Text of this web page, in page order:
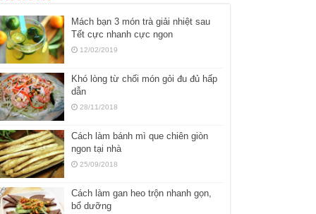
Mách bạn 3 món trà giải nhiệt sau
Tết cực nhanh cực ngon
12/02/2019
Khó lòng từ chối món gỏi đu đủ hấp
dẫn
28/11/2018
Cách làm bánh mì que chiên giòn
ngon tại nhà
25/09/2018
Cách làm gan heo trộn nhanh gọn,
bổ dưỡng